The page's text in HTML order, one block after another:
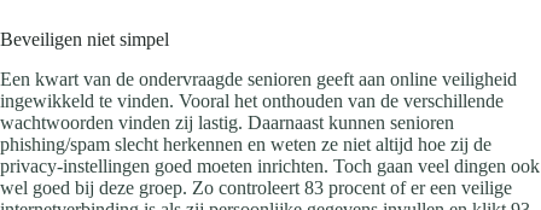
Beveiligen niet simpel
Een kwart van de ondervraagde senioren geeft aan online veiligheid
ingewikkeld te vinden. Vooral het onthouden van de verschillende
wachtwoorden vinden zij lastig. Daarnaast kunnen senioren
phishing/spam slecht herkennen en weten ze niet altijd hoe zij de
privacy-instellingen goed moeten inrichten. Toch gaan veel dingen ook
wel goed bij deze groep. Zo controleert 83 procent of er een veilige